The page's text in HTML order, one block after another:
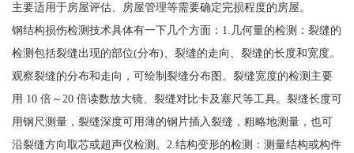
主要适用于房屋评估、房屋管理等需要确定完损程度的房屋。
钢结构损伤检测技术具体有一下几个方面：1.几何量的检测：裂缝的
检测包括裂缝出现的部位(分布)、裂缝的走向、裂缝的长度和宽度。
观察裂缝的分布和走向，可绘制裂缝分布图。裂缝宽度的检测主要
用 10 倍～20 倍读数放大镜、裂缝对比卡及塞尺等工具。裂缝长度可
用钢尺测量，裂缝深度可用薄的钢片插入裂缝，粗略地测量，也可
沿裂缝方向取芯或超声仪检测。2.结构变形的检测：测量结构或构件